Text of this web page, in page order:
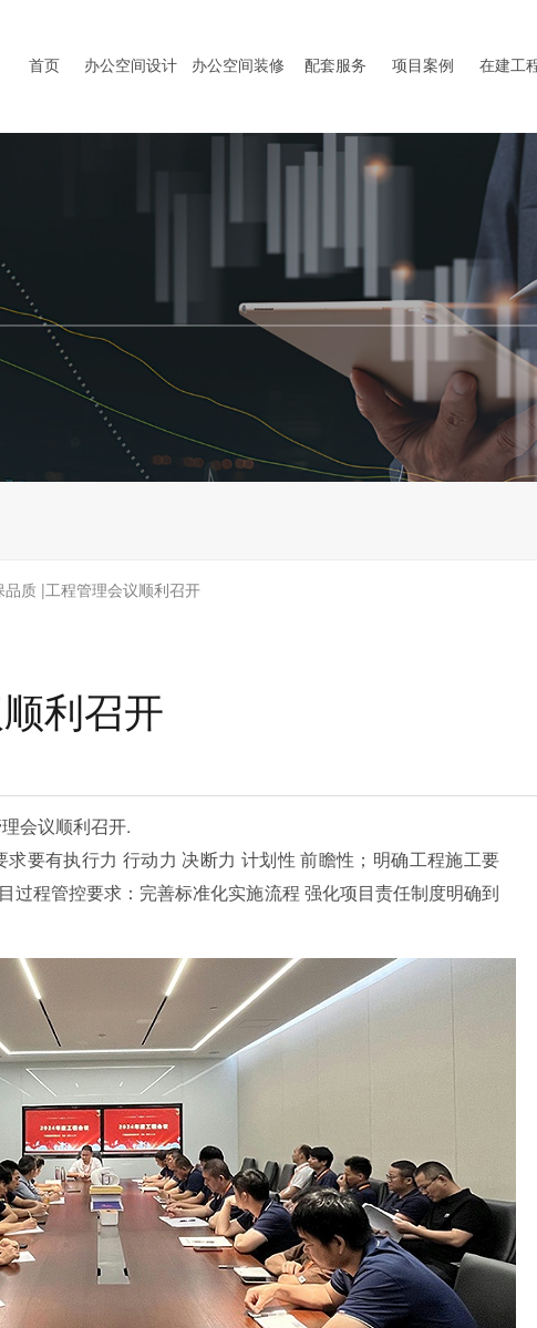
首页 办公空间设计 办公空间装修 配套服务 项目案例 在建工
品质 |工程管理会议顺利召开
利召开
会议顺利召开.
要有执行力 行动力 决断力 计划性 前瞻性；明确工程施工要
程管控要求：完善标准化实施流程 强化项目责任制度明确到